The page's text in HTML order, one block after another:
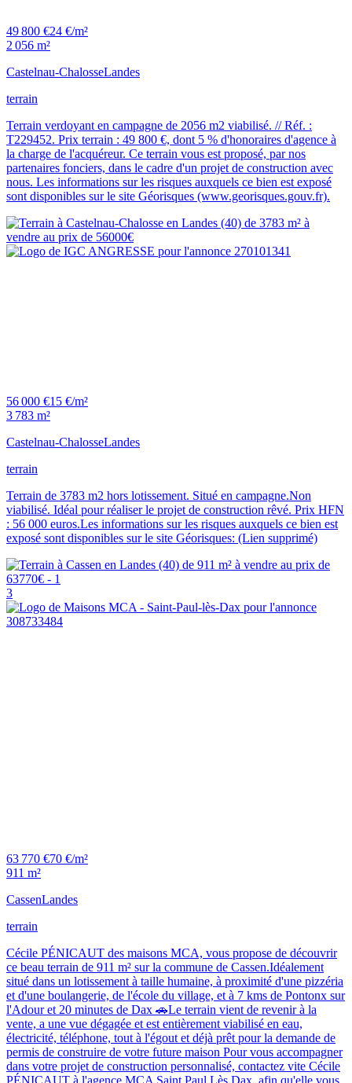
49 800 €24 €/m²
2 056 m²
Castelnau-ChalosseLandes
terrain
Terrain verdoyant en campagne de 2056 m2 viabilisé. // Réf. :
T229452. Prix terrain : 49 800 €, dont 5 % d'honoraires d'agence à
la charge de l'acquéreur. Ce terrain vous est proposé, par nos
partenaires fonciers, dans le cadre d'un projet de construction avec
nous. Les informations sur les risques auxquels ce bien est exposé
sont disponibles sur le site Géorisques (www.georisques.gouv.fr).
56 000 €15 €/m²
3 783 m²
Castelnau-ChalosseLandes
terrain
Terrain de 3783 m2 hors lotissement. Situé en campagne.Non
viabilisé. Idéal pour réaliser le projet de construction rêvé. Prix HFN
: 56 000 euros.Les informations sur les risques auxquels ce bien est
exposé sont disponibles sur le site Géorisques: (Lien supprimé)
3
63 770 €70 €/m²
911 m²
CassenLandes
terrain
Cécile PÉNICAUT des maisons MCA, vous propose de découvrir
ce beau terrain de 911 m² sur la commune de Cassen.Idéalement
situé dans un lotissement à taille humaine, à proximité d'une pizzéria
et d'une boulangerie, de l'école du village, et à 7 kms de Pontonx sur
l'Adour et 20 minutes de Dax 🚗Le terrain vient de revenir à la
vente, a une vue dégagée et est entièrement viabilisé en eau,
électricité, téléphone, tout à l'égout et déjà prêt pour la demande de
permis de construire de votre future maison Pour vous accompagner
dans votre projet de construction personnalisé, contactez vite Cécile
PÉNICAUT à l'agence MCA Saint Paul Lès Dax, afin qu'elle vous